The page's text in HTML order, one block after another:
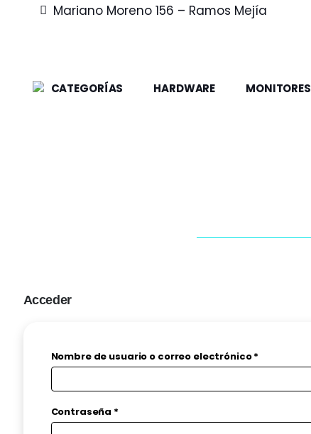
Mariano Moreno 156 – Ramos Mejía
CATEGORÍAS HARDWARE MONITORES
Acceder
Nombre de usuario o correo electrónico*
Contraseña *Obligatorio